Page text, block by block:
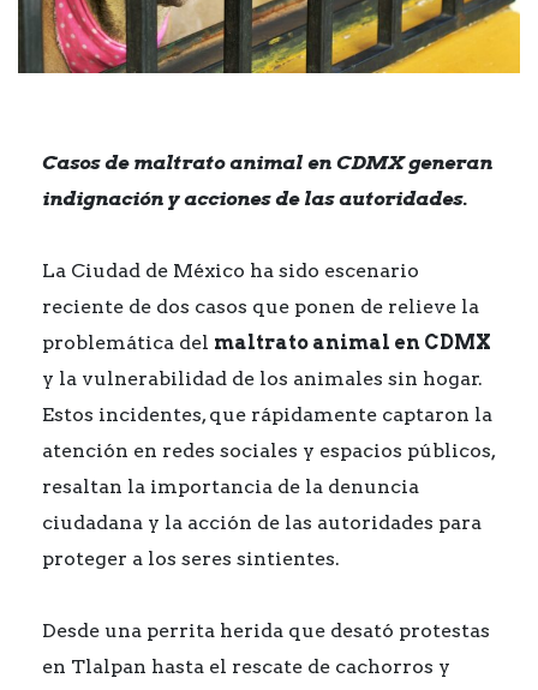
Casos de maltrato animal en CDMX generan
indignación y acciones de las autoridades.
La Ciudad de México ha sido escenario
reciente de dos casos que ponen de relieve la
problemática del maltrato animal en CDMX
y la vulnerabilidad de los animales sin hogar.
Estos incidentes, que rápidamente captaron la
atención en redes sociales y espacios públicos,
resaltan la importancia de la denuncia
ciudadana y la acción de las autoridades para
proteger a los seres sintientes.
Desde una perrita herida que desató protestas
en Tlalpan hasta el rescate de cachorros y